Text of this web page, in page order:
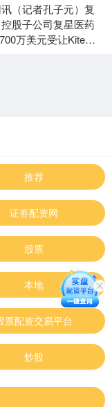
（记者孔子元）复
股子公司复星医药
万美元受让Kite
推荐
证券配资网
股票
本地
票配资交易平台
炒股